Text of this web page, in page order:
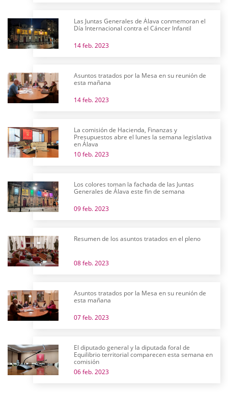
Las Juntas Generales de Álava conmemoran el
Día Internacional contra el Cáncer Infantil
14 feb. 2023
Asuntos tratados por la Mesa en su reunión de
esta mañana
14 feb. 2023
La comisión de Hacienda, Finanzas y
Presupuestos abre el lunes la semana legislativa
en Álava
10 feb. 2023
Los colores toman la fachada de las Juntas
Generales de Álava este fin de semana
09 feb. 2023
Resumen de los asuntos tratados en el pleno
08 feb. 2023
Asuntos tratados por la Mesa en su reunión de
esta mañana
07 feb. 2023
El diputado general y la diputada foral de
Equilibrio territorial comparecen esta semana en
comisión
06 feb. 2023